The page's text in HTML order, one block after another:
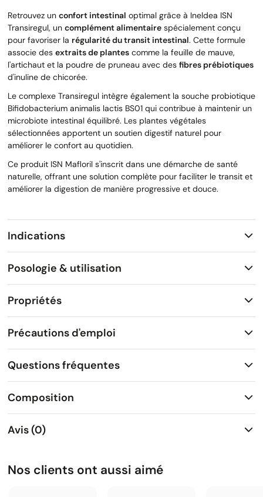
Retrouvez un confort intestinal optimal grâce à Ineldea ISN
Transiregul, un complément alimentaire spécialement conçu
pour favoriser la régularité du transit intestinal. Cette formule
associe des extraits de plantes comme la feuille de mauve,
l'artichaut et la poudre de pruneau avec des fibres prébiotiques
d'inuline de chicorée.
Le complexe Transiregul intègre également la souche probiotique
Bifidobacterium animalis lactis BS01 qui contribue à maintenir un
microbiote intestinal équilibré. Les plantes végétales
sélectionnées apportent un soutien digestif naturel pour
améliorer le confort au quotidien.
Ce produit ISN Mafloril s'inscrit dans une démarche de santé
naturelle, offrant une solution complète pour faciliter le transit et
améliorer la digestion de manière progressive et douce.
Indications
Posologie & utilisation
Propriétés
Précautions d'emploi
Questions fréquentes
Composition
Avis (0)
Nos clients ont aussi aimé